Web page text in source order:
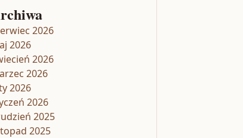
2026
2026
2026
2026
2026
2026
2025
2025